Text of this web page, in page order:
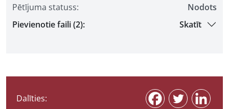
Pētījuma statuss:
Nodots
Pievienotie faili (2):
Skatīt
Dalīties: